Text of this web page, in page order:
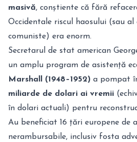
masivă, conștiente că fără
Occidentale riscul haosului (sau al
comuniste) era enorm.
Secretarul de stat american
un amplu program de asistență
Marshall (1948–1952) a pompat
miliarde de dolari ai vremii
în dolari actuali) pentru
Au beneficiat 16 țări europene de
nerambursabile, inclusiv fosta